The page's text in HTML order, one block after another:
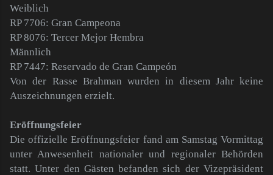
Weiblich
RP 7706: Gran Campeona
RP 8076: Tercer Mejor Hembra
Männlich
RP 7447: Reservado de Gran Campeón
Von der Rasse Brahman wurden in diesem Jahr keine
Auszeichnungen erzielt.
Eröffnungsfeier
Die offizielle Eröffnungsfeier fand am Samstag Vormittag
unter Anwesenheit nationaler und regionaler Behörden
statt. Unter den Gästen befanden sich der Vizepräsident